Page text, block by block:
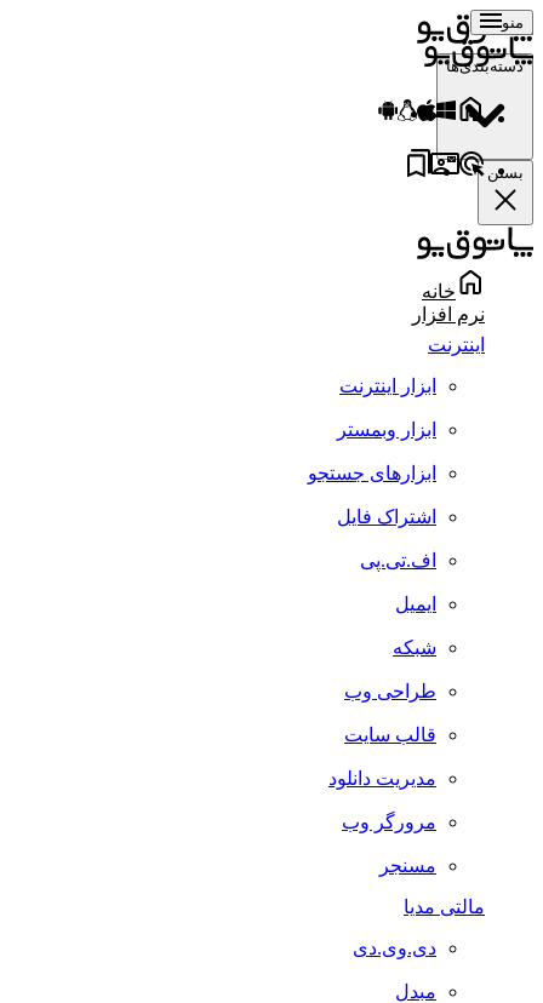
منو
دسته‌بندی‌ها
بستن
خانه
نرم افزار
اینترنت
ابزار اینترنت
ابزار وبمستر
ابزارهای جستجو
اشتراک فایل
اف.تی.پی
ایمیل
شبکه
طراحی وب
قالب سایت
مدیریت دانلود
مرورگر وب
مسنجر
مالتی مدیا
دی.وی.دی
مبدل